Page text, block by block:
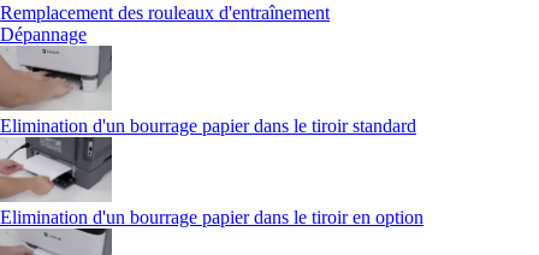
Remplacement des rouleaux d'entraînement
Dépannage
Elimination d'un bourrage papier dans le tiroir standard
Elimination d'un bourrage papier dans le tiroir en option